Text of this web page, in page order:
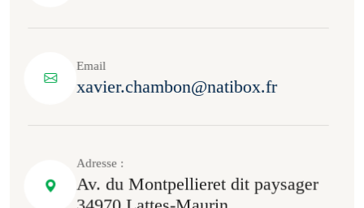
Email
xavier.chambon@natibox.fr
Adresse :
Av. du Montpellieret dit paysager